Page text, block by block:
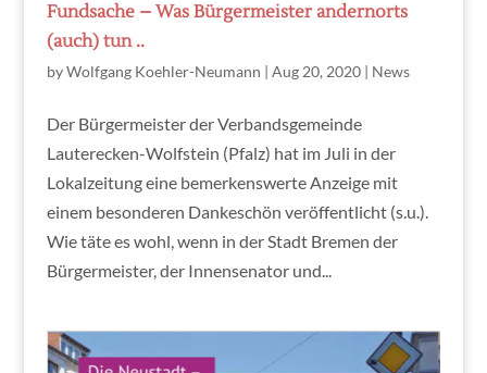
Fundsache – Was Bürgermeister andernorts
(auch) tun ..
byWolfgang Koehler-Neumann | Aug 20, 2020| News
Der Bürgermeister der Verbandsgemeinde
Lauterecken-Wolfstein (Pfalz) hat im Juli in der
Lokalzeitung eine bemerkenswerte Anzeige mit
einem besonderen Dankeschön veröffentlicht (s.u.).
Wie täte es wohl, wenn in der Stadt Bremen der
Bürgermeister, der Innensenator und...